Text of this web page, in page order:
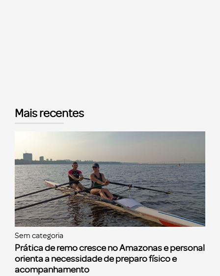
Mais recentes
Sem categoria
Prática de remo cresce no Amazonas e personal
orienta a necessidade de preparo físico e
acompanhamento